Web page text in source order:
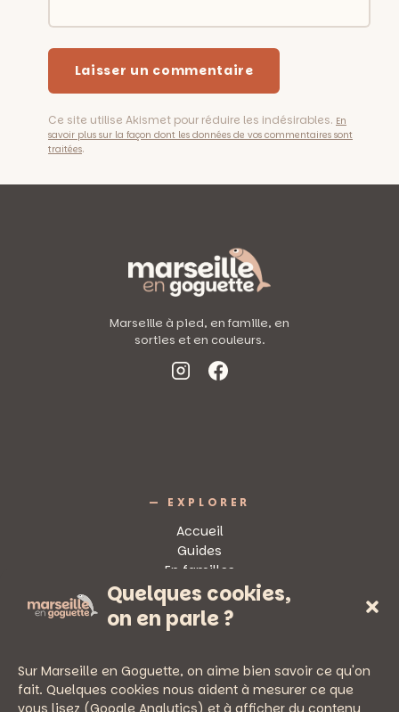
Quelques cookies,
on en parle ?
Sur Marseille en Goguette, on aime bien savoir ce qu'on
fait. Quelques cookies nous aident à mesurer ce que
vous lisez (Google Analytics) et à afficher du contenu
Ce site utilise Akismet pour réduire les indésirables. En
savoir plus sur la façon dont les données de vos commentaires sont
traitées.
Marseille à pied, en famille, en
sorties et en couleurs.
— EXPLORER
Accueil
Guides
En familles
Sorties